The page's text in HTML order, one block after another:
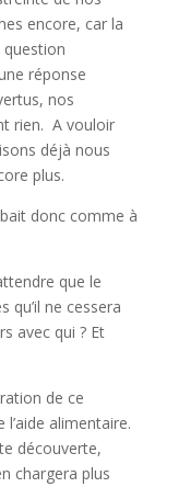
encore, car la
question
réponse
nos
rien. A vouloir
déjà nous
plus.
donc comme à
que le
qu’il ne cessera
avec qui ? Et
de ce
alimentaire.
découverte,
chargera plus